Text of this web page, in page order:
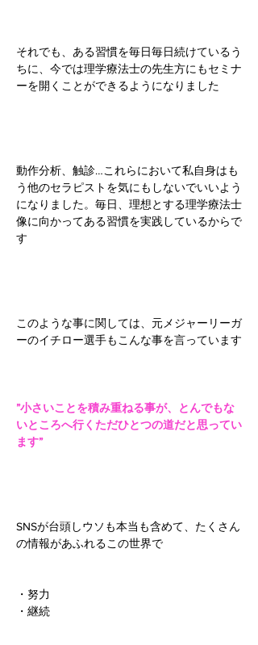
それでも、ある習慣を毎日毎日続けているう
ちに、今では理学療法士の先生方にもセミナ
ーを開くことができるようになりました
動作分析、触診…これらにおいて私自身はも
う他のセラピストを気にもしないでいいよう
になりました。毎日、理想とする理学療法士
像に向かってある習慣を実践しているからで
す
このような事に関しては、元メジャーリーガ
ーのイチロー選手もこんな事を言っています
”小さいことを積み重ねる事が、とんでもな
いところへ行くただひとつの道だと思ってい
ます”
SNSが台頭しウソも本当も含めて、たくさん
の情報があふれるこの世界で
・努力
・継続